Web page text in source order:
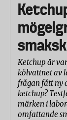
Ketchup är
kölvattnet av
frågan fått ny
ketchup?
märken i
omfattande